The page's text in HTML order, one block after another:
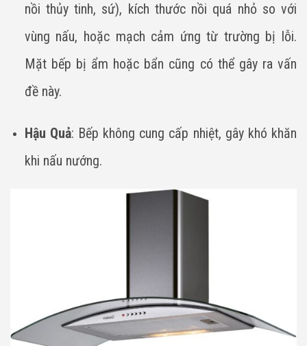
nồi thủy tinh, sứ), kích thước nồi quá nhỏ so với
vùng nấu, hoặc mạch cảm ứng từ trường bị lỗi.
Mặt bếp bị ẩm hoặc bẩn cũng có thể gây ra vấn
đề này.
Hậu Quả: Bếp không cung cấp nhiệt, gây khó khăn
khi nấu nướng.